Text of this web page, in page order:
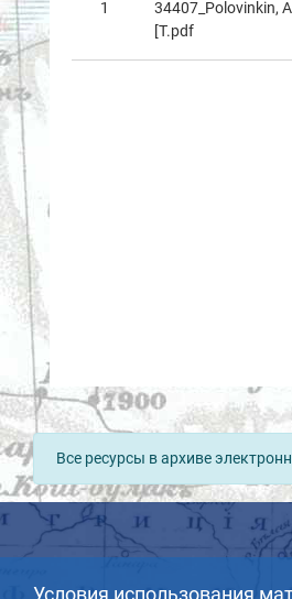
1
34407_Polovinkin,
[T.pdf
Все ресурсы в архиве
Условия использования